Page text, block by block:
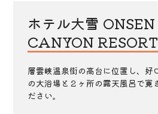
ホテル大雪 ONSEN
CANYON RESORT
層雲峡温泉街の高台に位置し、好
の大浴場と２ヶ所の露天風呂で寛
ださい。